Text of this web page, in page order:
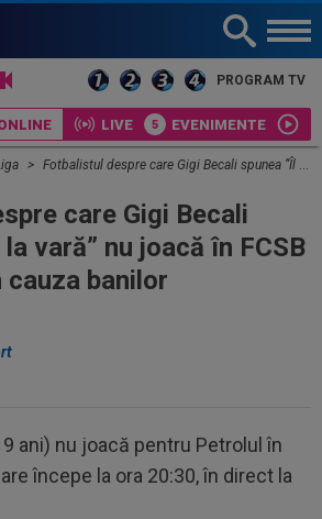
PROGRAM TV
LIVE EVENIMENTE
Fotbalistul despre care Gigi Becali spunea ”Îl iau la vară” nu joacă în FCSB - Petrolul, din cauza banilor
care Gigi Becali
vară” nu joacă în FCSB
banilor
ani) nu joacă pentru Petrolul în
începe la ora 20:30, în direct la